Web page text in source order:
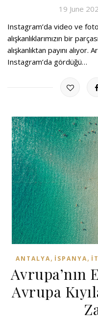
19 June
Instagram’da video ve
alışkanlıklarımızın bir
alışkanlıktan payını alıyor.
Instagram’da gördüğü…
ANTALYA, İSPANYA,
Avrupa’nın
Avrupa